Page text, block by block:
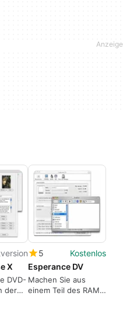
X
DVD-
der
5
Kostenlos
Esperance DV
Machen Sie aus
einem Teil des RAM-